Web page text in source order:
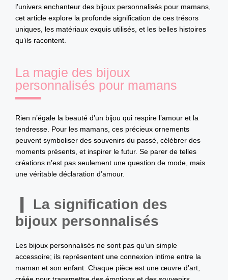
l’univers enchanteur des bijoux personnalisés pour mamans,
cet article explore la profonde signification de ces trésors
uniques, les matériaux exquis utilisés, et les belles histoires
qu’ils racontent.
La magie des bijoux
personnalisés pour mamans
Rien n’égale la beauté d’un bijou qui respire l’amour et la
tendresse. Pour les mamans, ces précieux ornements
peuvent symboliser des souvenirs du passé, célébrer des
moments présents, et inspirer le futur. Se parer de telles
créations n’est pas seulement une question de mode, mais
une véritable déclaration d’amour.
La signification des
bijoux personnalisés
Les bijoux personnalisés ne sont pas qu’un simple
accessoire; ils représentent une connexion intime entre la
maman et son enfant. Chaque pièce est une œuvre d’art,